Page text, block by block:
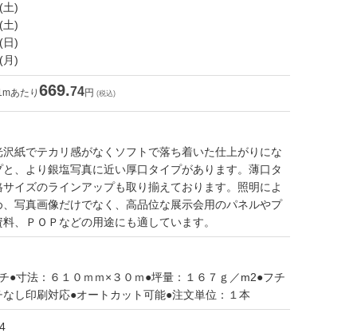
(土)
(土)
(日)
(月)
あたり 669.74円 (税込)
紙でテカリ感がなくソフトで落ち着いた仕上がりにな
、より銀塩写真に近い厚口タイプがあります。薄口タ
イズのラインアップも取り揃えております。照明によ
写真画像だけでなく、高品位な展示会用のパネルやプ
、ＰＯＰなどの用途にも適しています。
●寸法：６１０ｍｍ×３０ｍ●坪量：１６７ｇ／m2●フチ
し印刷対応●オートカット可能●注文単位：１本